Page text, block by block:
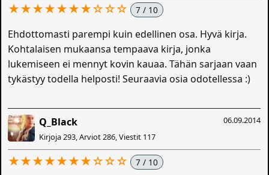
★★★★★★★☆☆☆ 7 / 10
Ehdottomasti parempi kuin edellinen osa. Hyvä kirja.
Kohtalaisen mukaansa tempaava kirja, jonka
lukemiseen ei mennyt kovin kauaa. Tähän sarjaan vaan
tykästyy todella helposti! Seuraavia osia odotellessa :)
06.09.2014
Q_Black
Kirjoja 293, Arviot 286, Viestit 117
★★★★★★★☆☆☆ 7 / 10